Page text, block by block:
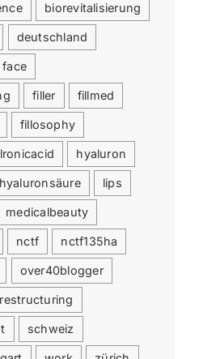
biorevitalisierung
deutschland
face
filler fillmed
fillosophy
hyaluron
hyaluronsäure lips
medicalbeauty
nctf nctf135ha
over40blogger
restructuring
schweiz